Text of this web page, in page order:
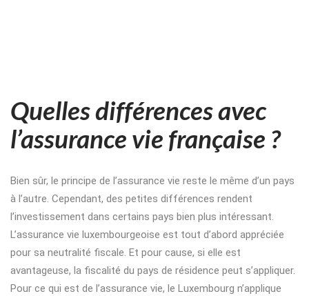
Quelles différences avec
l’assurance vie française ?
Bien sûr, le principe de l’assurance vie reste le même d’un pays
à l’autre. Cependant, des petites différences rendent
l’investissement dans certains pays bien plus intéressant.
L’assurance vie luxembourgeoise est tout d’abord appréciée
pour sa neutralité fiscale. Et pour cause, si elle est
avantageuse, la fiscalité du pays de résidence peut s’appliquer.
Pour ce qui est de l’assurance vie, le Luxembourg n’applique